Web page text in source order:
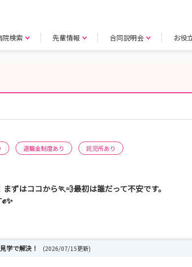
院検索 先輩情報 合同説明会 お役
退職金制度あり 託児所あり
ずはココから🏃💨最初は誰だって不安です。
学で解決！ (2026/07/15更新)